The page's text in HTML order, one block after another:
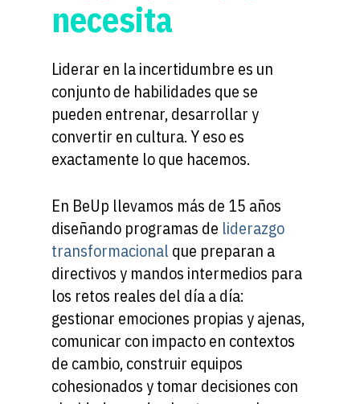
necesita
Liderar en la incertidumbre es un
conjunto de habilidades que se
pueden entrenar, desarrollar y
convertir en cultura. Y eso es
exactamente lo que hacemos.
En BeUp llevamos más de 15 años
diseñando programas de liderazgo
transformacional que preparan a
directivos y mandos intermedios para
los retos reales del día a día:
gestionar emociones propias y ajenas,
comunicar con impacto en contextos
de cambio, construir equipos
cohesionados y tomar decisiones con